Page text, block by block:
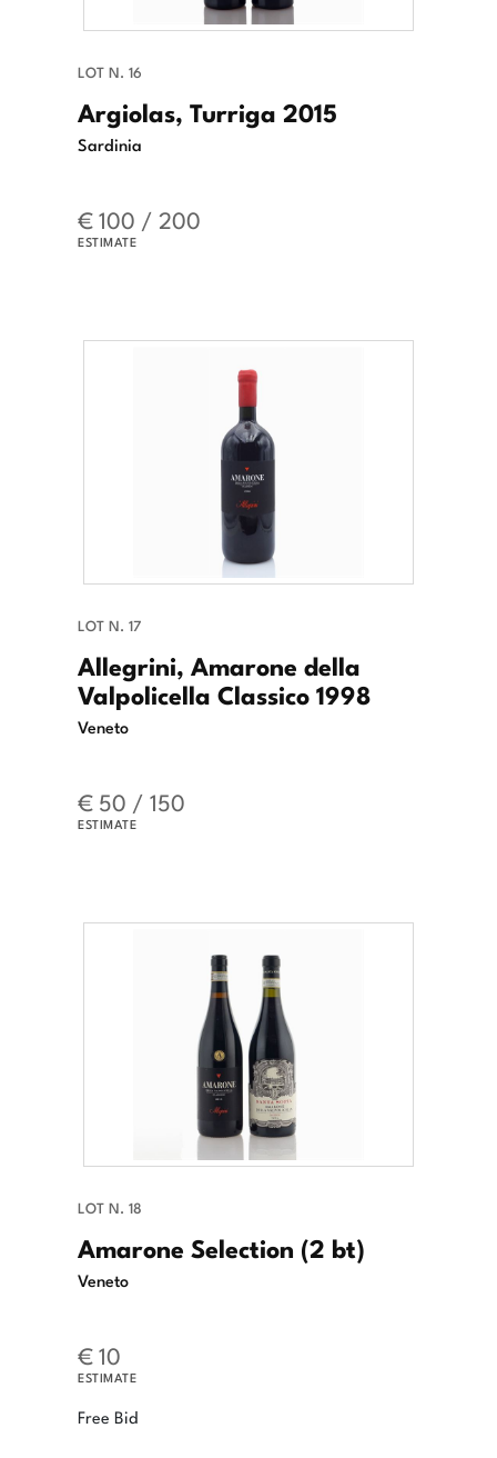
LOT N. 16
Argiolas, Turriga 2015
Sardinia
€ 100 / 200
ESTIMATE
LOT N. 17
Allegrini, Amarone della
Valpolicella Classico 1998
Veneto
€ 50 / 150
ESTIMATE
LOT N. 18
Amarone Selection (2 bt)
Veneto
€ 10
ESTIMATE
Free Bid